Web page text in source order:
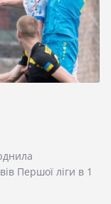
Першої ліги в 1